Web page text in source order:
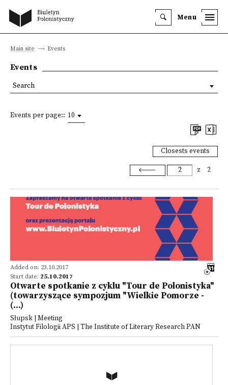
Menu
Main site Events
Events
Events per page:: 10
Closests events
z 2
Added on: 23.10.2017
Start date: 25.10.2017
Otwarte spotkanie z cyklu "Tour de Polonistyka"
(towarzyszące sympozjum "Wielkie Pomorze -
(...)
Słupsk | Meeting
Instytut Filologii APS | The Institute of Literary Research PAN
Search